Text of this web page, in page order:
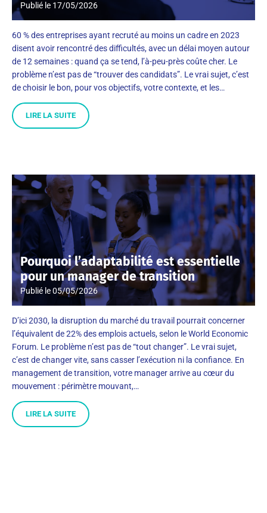
Publié le 17/05/2026
60 % des entreprises ayant recruté au moins un cadre en 2023
disent avoir rencontré des difficultés, avec un délai moyen autour
de 12 semaines : quand ça se tend, l’à-peu-près coûte cher. Le
problème n’est pas de “trouver des candidats”. Le vrai sujet, c’est
de choisir le bon, pour vos objectifs, votre contexte, et les…
LIRE LA SUITE
Pourquoi l’adaptabilité est essentielle
pour un manager de transition
Publié le05/05/2026
D’ici 2030, la disruption du marché du travail pourrait concerner
l’équivalent de 22% des emplois actuels, selon le World Economic
Forum. Le problème n’est pas de “tout changer”. Le vrai sujet,
c’est de changer vite, sans casser l’exécution ni la confiance. En
management de transition, votre manager arrive au cœur du
mouvement : périmètre mouvant,…
LIRE LA SUITE